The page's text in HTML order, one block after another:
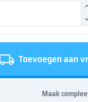
Toevoegen aan
Maak